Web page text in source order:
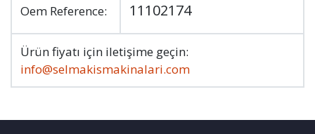
Oem Reference: 11102174
Ürün fiyatı için iletişime geçin:
info@selmakismakinalari.com